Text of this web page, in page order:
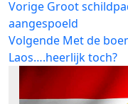
Bericht
navigatie
Vorige Vorig
bericht:
Groot
aangespoeld
Volgende Volgend
bericht:
Met de
Laos….heerlijk toch?